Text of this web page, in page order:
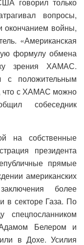
вопросы,
окончанием войны,
«Американская
формулу обмена
зрения ХАМАС.
с положительным
что с ХАМАС можно
собеседник
на собственные
президента
прямые
американских
более
в секторе Газа. По
Белером и
в Дохе. Усилия